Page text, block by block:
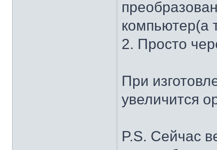
компьютер(а
2. Просто
При
увеличится
P.S. Сейчас